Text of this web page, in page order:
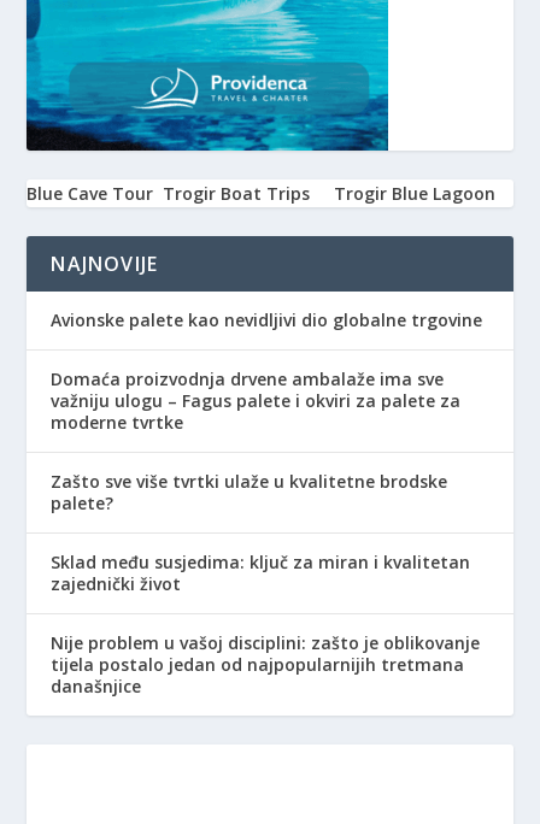
Blue Cave Tour Trogir Boat Trips Trogir Blue Lagoon
NAJNOVIJE
Avionske palete kao nevidljivi dio globalne trgovine
Domaća proizvodnja drvene ambalaže ima sve
važniju ulogu – Fagus palete i okviri za palete za
moderne tvrtke
Zašto sve više tvrtki ulaže u kvalitetne brodske
palete?
Sklad među susjedima: ključ za miran i kvalitetan
zajednički život
Nije problem u vašoj disciplini: zašto je oblikovanje
tijela postalo jedan od najpopularnijih tretmana
današnjice